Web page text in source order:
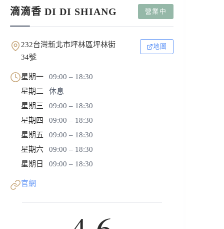
滴滴香 DI DI SHIANG 營業中
232台灣新北市坪林區坪林街
34號
地圖
星期一
09:00 – 18:30
星期二
休息
星期三
09:00 – 18:30
星期四
09:00 – 18:30
星期五
09:00 – 18:30
星期六
09:00 – 18:30
星期日
09:00 – 18:30
官網